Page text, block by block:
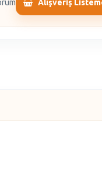
Alışveriş